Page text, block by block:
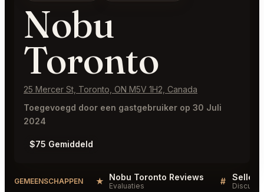
Nobu
Toronto
25 Mercer St, Toronto, ON M5V 1H2, Canada
Toegevoegd door een gastgebruiker op 30 Juli
2024
$75 Gemiddeld
GEMEENSCHAPPEN ★ Nobu Toronto Reviews
Evaluaties # Sellers